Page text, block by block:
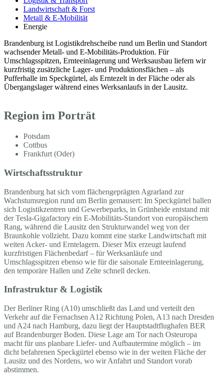
Landwirtschaft & Forst
Metall & E-Mobilität
Energie
Brandenburg ist Logistikdrehscheibe rund um Berlin und Standort
wachsender Metall- und E-Mobilitäts-Produktion. Für
Umschlagsspitzen, Ernteeinlagerung und Werksausbau liefern wir
kurzfristig zusätzliche Lager- und Produktionsflächen – als
Pufferhalle im Speckgürtel, als Erntezelt in der Fläche oder als
Übergangslager während eines Werksanlaufs in der Lausitz.
Region im Porträt
Potsdam
Cottbus
Frankfurt (Oder)
Wirtschaftsstruktur
Brandenburg hat sich vom flächengeprägten Agrarland zur
Wachstumsregion rund um Berlin gemausert: Im Speckgürtel ballen
sich Logistikzentren und Gewerbeparks, in Grünheide entstand mit
der Tesla-Gigafactory ein E-Mobilitäts-Standort von europäischem
Rang, während die Lausitz den Strukturwandel weg von der
Braunkohle vollzieht. Dazu kommt eine starke Landwirtschaft mit
weiten Acker- und Erntelagern. Dieser Mix erzeugt laufend
kurzfristigen Flächenbedarf – für Werksanläufe und
Umschlagsspitzen ebenso wie für die saisonale Ernteeinlagerung,
den temporäre Hallen und Zelte schnell decken.
Infrastruktur & Logistik
Der Berliner Ring (A10) umschließt das Land und verteilt den
Verkehr auf die Fernachsen A12 Richtung Polen, A13 nach Dresden
und A24 nach Hamburg, dazu liegt der Hauptstadtflughafen BER
auf Brandenburger Boden. Diese Lage am Tor nach Osteuropa
macht für uns planbare Liefer- und Aufbautermine möglich – im
dicht befahrenen Speckgürtel ebenso wie in der weiten Fläche der
Lausitz und des Nordens, wo wir Anfahrt und Standort vorab
abstimmen.